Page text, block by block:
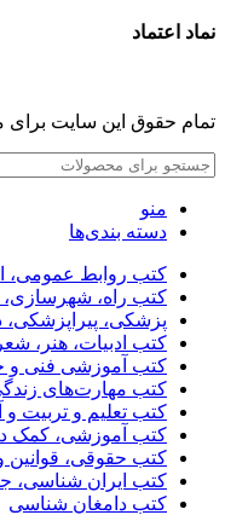
نماد اعتماد
تمام حقوق این سایت
منو
دسته بندی‌ها
کتب روابط عمومی،
کتب راه،
پزشکی،
کتب ادبیات، هنر،
کتب آموزشی فنی و
کتب مهارت‌های
کتب تعلیم و تربیت
کتب آموزشی، کمک
کتب حقوقی، قوانین
کتب ایران شناسی،
کتب دامغان شناسی